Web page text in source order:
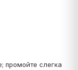
промойте слегка